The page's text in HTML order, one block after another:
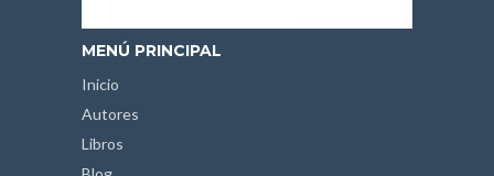
MENÚ PRINCIPAL
Inicio
Autores
Libros